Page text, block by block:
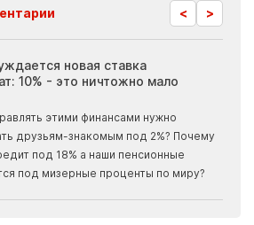
< >
новая ставка
10% - это ничтожно мало
этими финансами нужно
друзьям-знакомым под 2%? Почему
под 18% а наши пенсионные
под мизерные проценты по миру?